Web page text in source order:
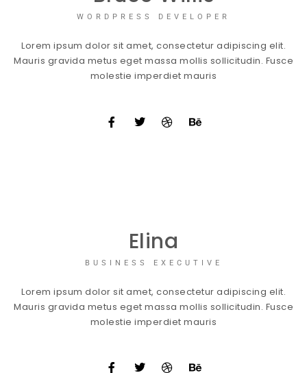
WORDPRESS DEVELOPER
Lorem ipsum dolor sit amet, consectetur adipiscing elit.
Mauris gravida metus eget massa mollis sollicitudin. Fusce
molestie imperdiet mauris
Elina
BUSINESS EXECUTIVE
Lorem ipsum dolor sit amet, consectetur adipiscing elit.
Mauris gravida metus eget massa mollis sollicitudin. Fusce
molestie imperdiet mauris